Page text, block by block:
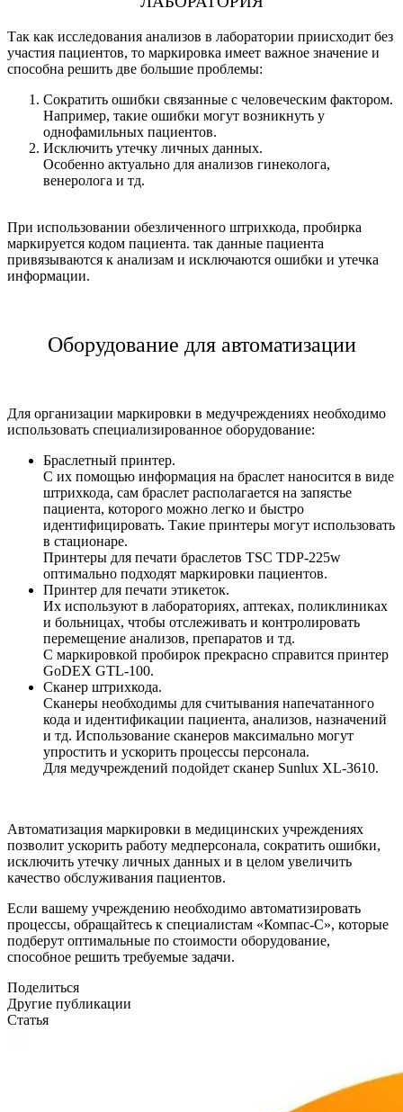
Так как исследования анализов в лаборатории приисходит без
участия пациентов, то маркировка имеет важное значение и
способна решить две большие проблемы:
Сократить ошибки связанные с человеческим фактором.
Например, такие ошибки могут возникнуть у
однофамильных пациентов.
Исключить утечку личных данных.
Особенно актуально для анализов гинеколога,
венеролога и тд.
При использовании обезличенного штрихкода, пробирка
маркируется кодом пациента. так данные пациента
привязываются к анализам и исключаются ошибки и утечка
информации.
Оборудование для автоматизации
Для организации маркировки в медучреждениях необходимо
использовать специализированное оборудование:
Браслетный принтер.
С их помощью информация на браслет наносится в виде
штрихкода, сам браслет располагается на запястье
пациента, которого можно легко и быстро
идентифицировать. Такие принтеры могут использовать
в стационаре.
Принтеры для печати браслетов TSC TDP-225w
оптимально подходят маркировки пациентов.
Принтер для печати этикеток.
Их используют в лабораториях, аптеках, поликлиниках
и больницах, чтобы отслеживать и контролировать
перемещение анализов, препаратов и тд.
С маркировкой пробирок прекрасно справится принтер
GoDEX GTL-100.
Сканер штрихкода.
Сканеры необходимы для считывания напечатанного
кода и идентификации пациента, анализов, назначений
и тд. Использование сканеров максимально могут
упростить и ускорить процессы персонала.
Для медучреждений подойдет сканер Sunlux XL-3610.
Автоматизация маркировки в медицинских учреждениях
позволит ускорить работу медперсонала, сократить ошибки,
исключить утечку личных данных и в целом увеличить
качество обслуживания пациентов.
Если вашему учреждению необходимо автоматизировать
процессы, обращайтесь к специалистам «Компас-С», которые
подберут оптимальные по стоимости оборудование,
способное решить требуемые задачи.
Поделиться
Другие публикации
Статья